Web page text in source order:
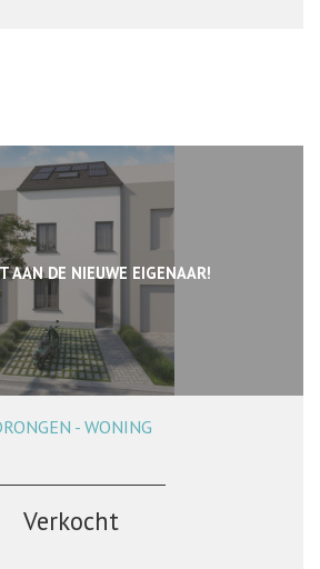
AAN DE NIEUWE EIGENAAR!
m² 3
- WONING
Verkocht